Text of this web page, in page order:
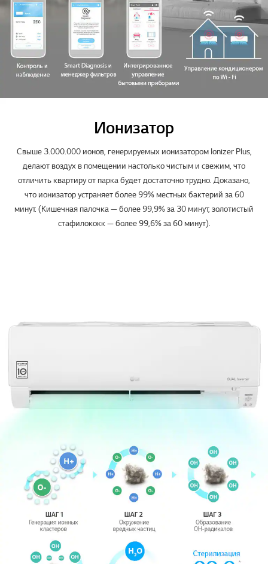
Ионизатор
Свыше 3.000.000 ионов, генерируемых ионизатором Ionizer Plus,
делают воздух в помещении настолько чистым и свежим, что
отличить квартиру от парка будет достаточно трудно. Доказано,
что ионизатор устраняет более 99% местных бактерий за 60
минут. (Кишечная палочка — более 99,9% за 30 минут, золотистый
стафилококк — более 99,6% за 60 минут).